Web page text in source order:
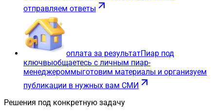
отправляем ответы
оплата за результатПиар под
ключвыобщаетесь с личным пиар-
менеджероммыготовим материалы и организуем
публикации в нужных вам СМИ
Решения под конкретную задачу